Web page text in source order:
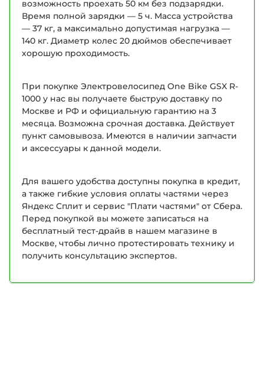
возможность проехать 50 км без подзарядки.
Время полной зарядки — 5 ч. Масса устройства
— 37 кг, а максимально допустимая нагрузка —
140 кг. Диаметр колес 20 дюймов обеспечивает
хорошую проходимость.
При покупке Электровелосипед One Bike GSX R-
1000 у нас вы получаете быструю доставку по
Москве и РФ и официальную гарантию на 3
месяца. Возможна срочная доставка. Действует
пункт самовывоза. Имеются в наличии запчасти
и аксессуары к данной модели.
Для вашего удобства доступны покупка в кредит,
а также гибкие условия оплаты частями через
Яндекс Сплит и сервис "Плати частями" от Сбера.
Перед покупкой вы можете записаться на
бесплатный тест-драйв в нашем магазине в
Москве, чтобы лично протестировать технику и
получить консультацию экспертов.